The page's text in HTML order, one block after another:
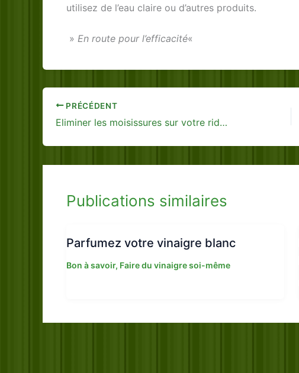
utilisez de l’eau claire ou d’autres produits.
» En route pour l’efficacité«
PRÉCÉDENT
Eliminer les moisissures sur votre rideau de douche
Publications similaires
Parfumez votre vinaigre blanc
Bon à savoir, Faire du vinaigre soi-même